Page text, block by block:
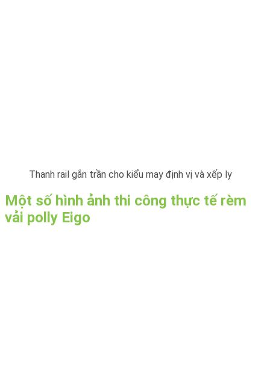
Thanh rail gắn trần cho kiểu may định vị và xếp ly
Một số hình ảnh thi công thực tế rèm
vải polly Eigo